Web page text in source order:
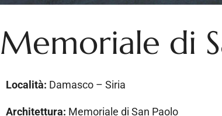
Memoriale di
Località: Damasco – Siria
Architettura: Memoriale di San Paolo